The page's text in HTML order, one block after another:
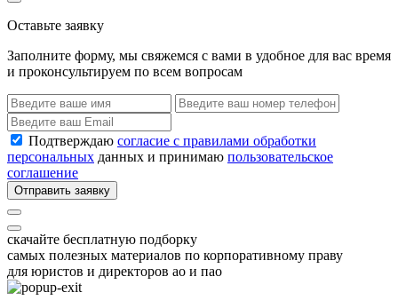
Оставьте заявку
Заполните форму, мы свяжемся с вами в удобное для вас время
и проконсультируем по всем вопросам
Подтверждаю согласие с правилами обработки
персональных данных и принимаю пользовательское
соглашение
Отправить заявку
скачайте бесплатную подборку
самых полезных материалов по корпоративному праву
для юристов и директоров ао и пао